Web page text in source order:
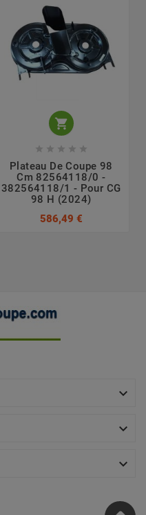

    
Plateau De Coupe 98
Cm 82564118/0 -
382564118/1 - Pour CG
98 H (2024)
586,49 €


